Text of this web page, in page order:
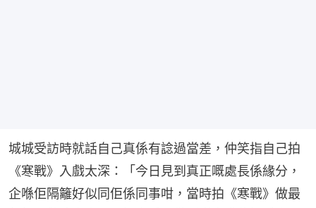
城城受訪時就話自己真係有諗過當差，仲笑指自己拍
《寒戰》入戲太深：「今日見到真正嘅處長係緣分，
企喺佢隔籬好似同佢係同事咁，當時拍《寒戰》做最